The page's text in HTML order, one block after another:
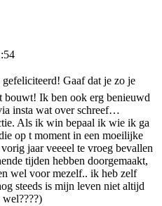
Gaaf dat je zo je
bouwt! Ik ben ook erg benieuwd
insta wat over schreef…
Als ik win bepaal ik wie ik ga
op t moment in een moeilijke
jaar veeeel te vroeg bevallen
tijden hebben doorgemaakt,
wel voor mezelf.. ik heb zelf
steeds is mijn leven niet altijd